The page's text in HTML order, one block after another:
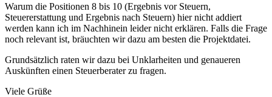
Warum die Positionen 8 bis 10 (Ergebnis vor Steuern,
Steuererstattung und Ergebnis nach Steuern) hier nicht addiert
werden kann ich im Nachhinein leider nicht erklären. Falls die Frage
noch relevant ist, bräuchten wir dazu am besten die Projektdatei.
Grundsätzlich raten wir dazu bei Unklarheiten und genaueren
Auskünften einen Steuerberater zu fragen.
Viele Grüße